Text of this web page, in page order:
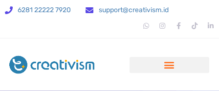
6281 22222 7920 support@creativism.id